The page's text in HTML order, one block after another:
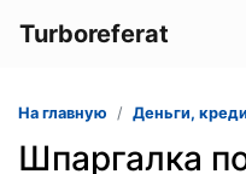
Turboreferat
На главную Деньги,
Шпаргалка